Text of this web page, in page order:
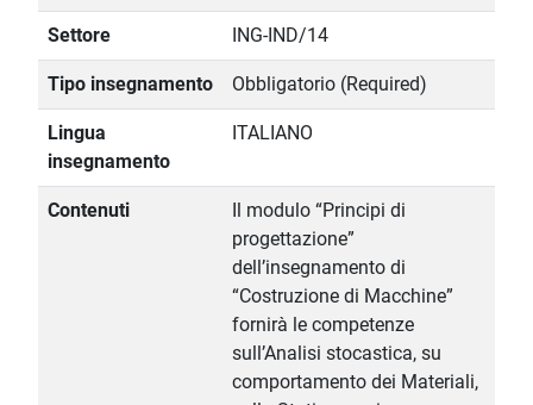
Settore ING-IND/14
Tipo insegnamento Obbligatorio (Required)
Lingua
insegnamento
ITALIANO
Contenuti
Il modulo “Principi di
progettazione”
dell’insegnamento di
“Costruzione di Macchine”
fornirà le competenze
sull’Analisi stocastica, su
comportamento dei Materiali,